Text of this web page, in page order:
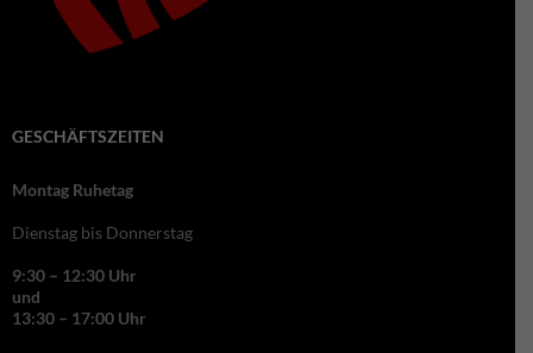
GESCHÄFTSZEITEN
Montag Ruhetag
Dienstag bis Donnerstag
9:30 – 12:30 Uhr
und
13:30 – 17:00 Uhr